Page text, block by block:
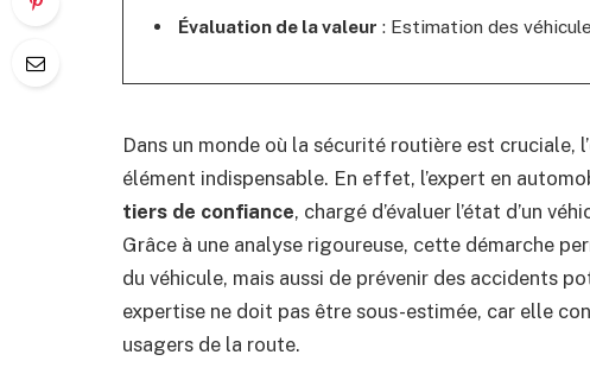
Évaluation de la valeur : Estimation des
Dans un monde où la sécurité routière est cruciale, l’
élément indispensable. En effet, l’expert en
tiers de confiance, chargé d’évaluer l’état d’un
Grâce à une analyse rigoureuse, cette démarche
du véhicule, mais aussi de prévenir des accidents
expertise ne doit pas être sous-estimée, car elle
usagers de la route.